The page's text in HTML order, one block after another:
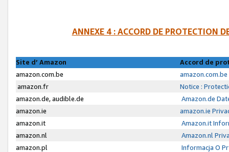
ANNEXE 4 : ACCORD DE PROTECTION
Site d’ Amazon
Accord de
amazon.com.be
amazon.fr
Notice :
amazon.de, audible.de
Amazon.de
amazon.ie
amazon.ie
amazon.it
Amazon.it
amazon.nl
Amazon.nl
amazon.pl
Informacja O